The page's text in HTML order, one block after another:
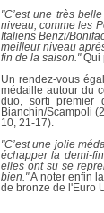
"C’est une très
niveau, comme les
Italiens Benzi/
meilleur niveau
fin de la saison."Qui
Un rendez-vous
médaille autour du
duo, sorti premier
Bianchin/Scampoli
10, 21-17).
"C’est une jolie
échapper la demi-
elles ont su se
bien."A noter enfin
de bronze de l'Euro